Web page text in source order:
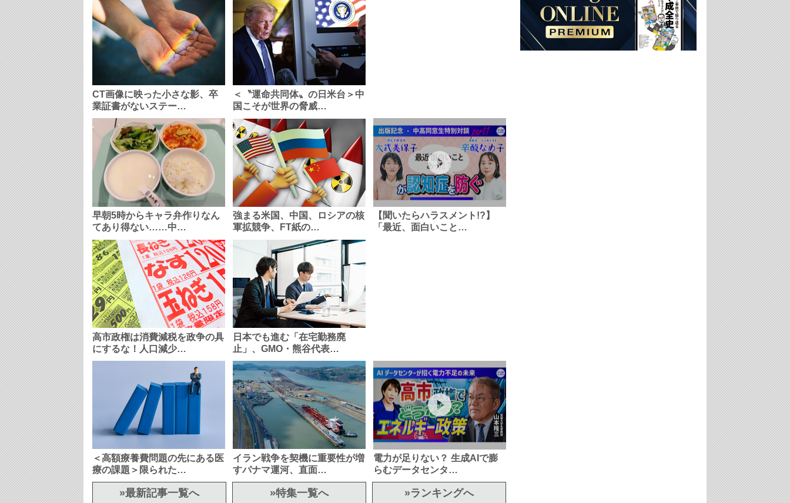
CT画像に映った小さな影、卒
業証書がないステー…
＜〝運命共同体〟の日米台＞中
国こそが世界の脅威…
早朝5時からキャラ弁作りなん
てあり得ない……中…
強まる米国、中国、ロシアの核
軍拡競争、FT紙の…
【聞いたらハラスメント!?】
「最近、面白いこと…
高市政権は消費減税を政争の具
にするな！人口減少…
日本でも進む「在宅勤務廃
止」、GMO・熊谷代表…
＜高額療養費問題の先にある医
療の課題＞限られた…
イラン戦争を契機に重要性が増
すパナマ運河、直面…
電力が足りない？ 生成AIで膨
らむデータセンタ…
»最新記事一覧へ »特集一覧へ »ランキングへ